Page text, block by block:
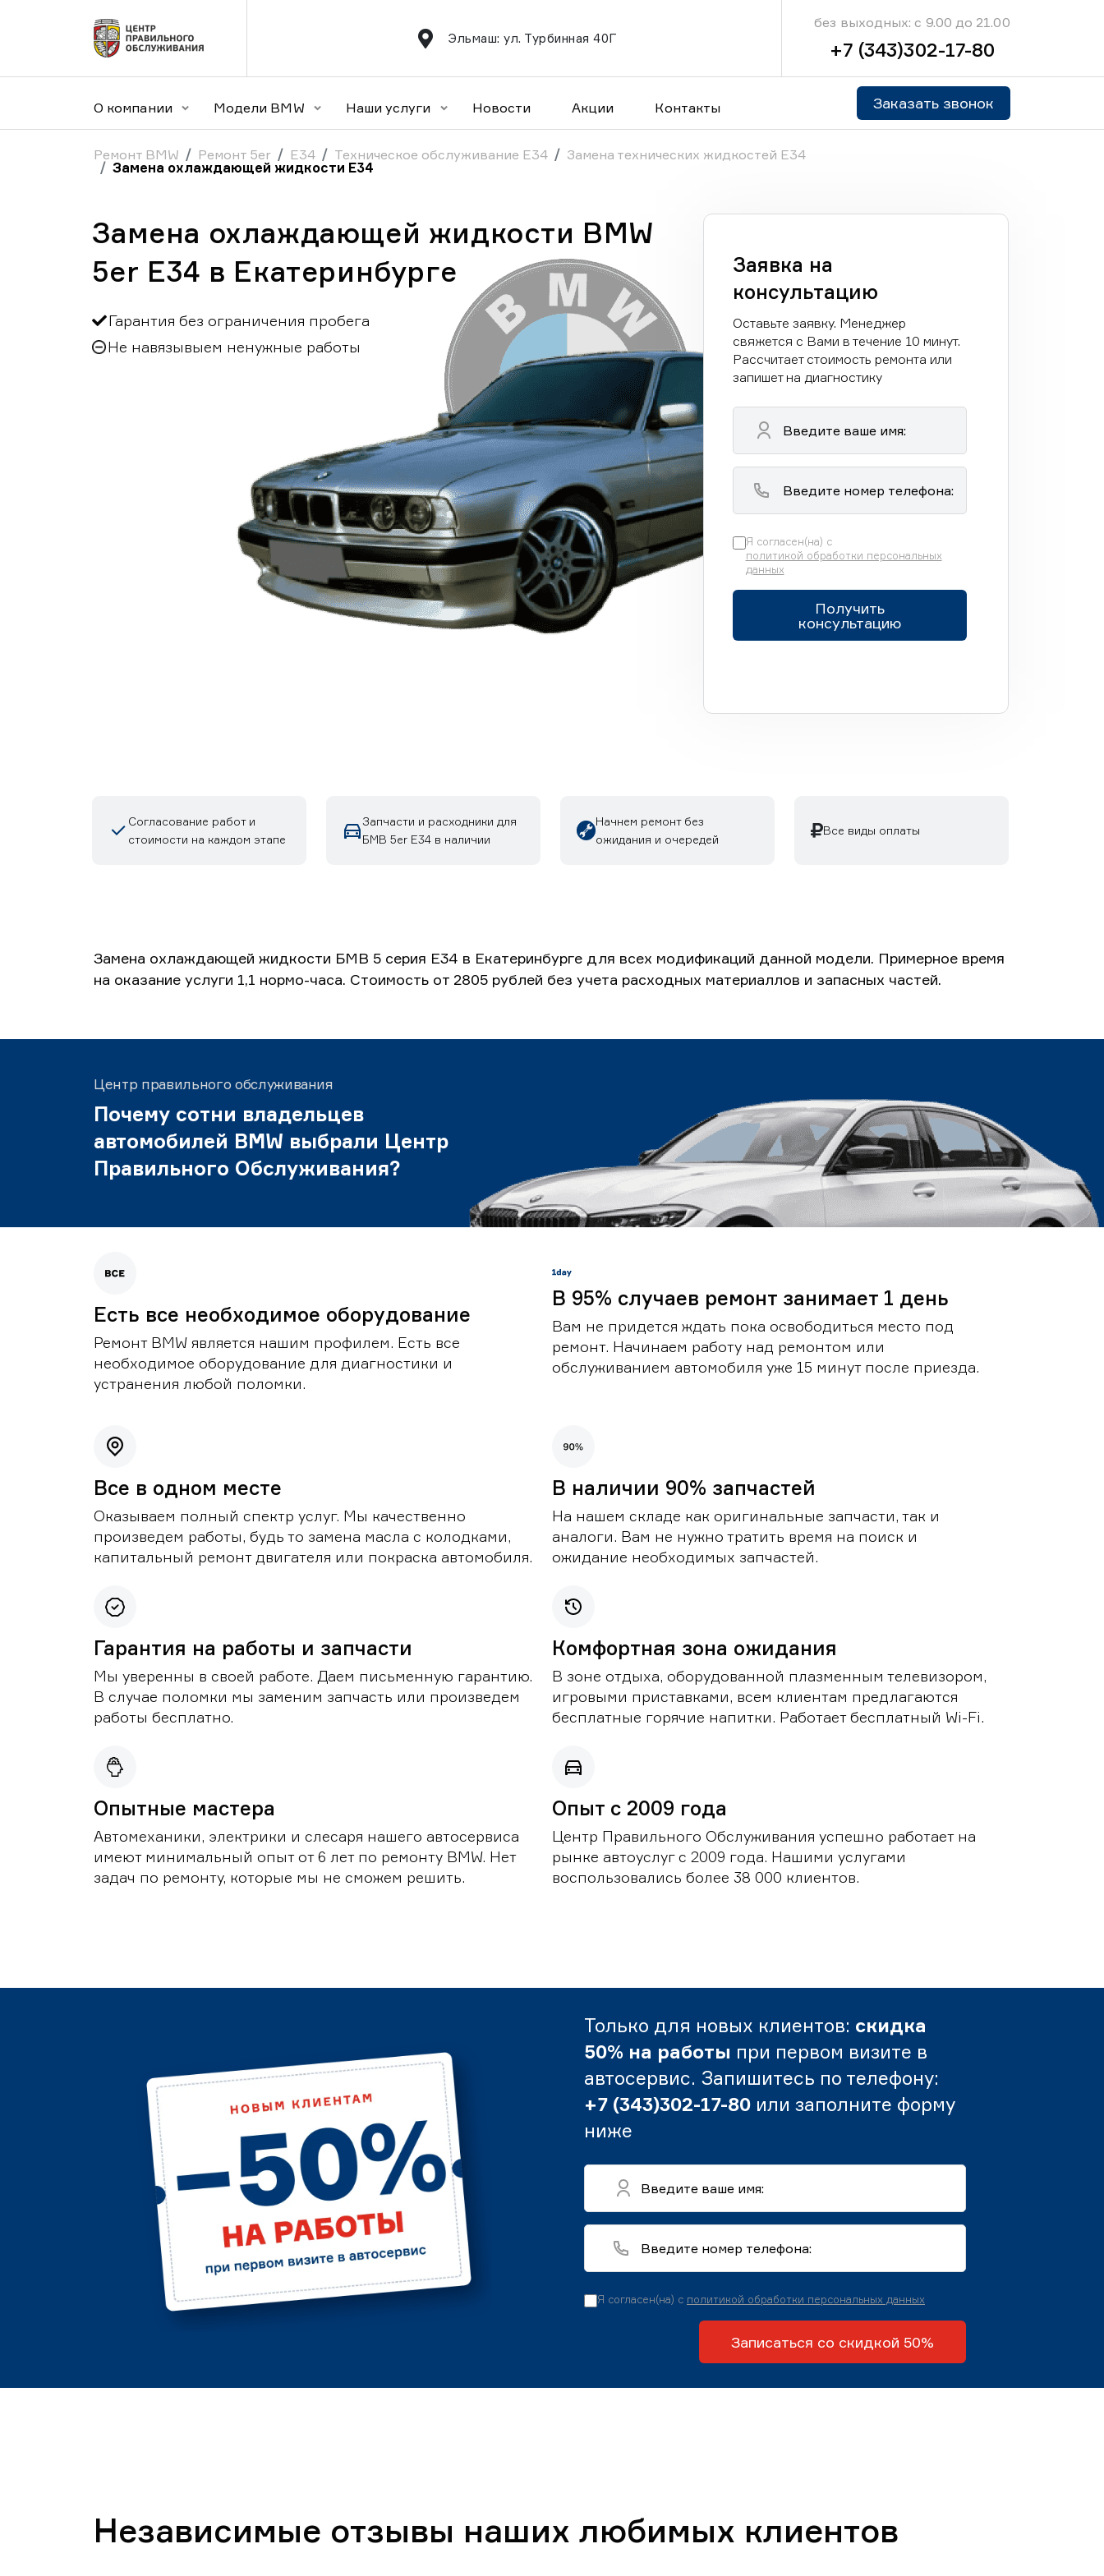
Эльмаш: ул. Турбинная 40Г
без выходных: с 9.00 до 21.00
+7 (343)302-17-80
О компании Модели BMW Наши услуги Новости Акции Контакты Заказать звонок
Ремонт BMW Ремонт 5er E34 Техническое обслуживание E34
Замена технических жидкостей E34
Замена охлаждающей жидкости E34
Замена охлаждающей жидкости BMW
5er E34 в Екатеринбурге
Гарантия без ограничения пробега
Не навязывыем ненужные работы
Заявка на
консультацию
Оставьте заявку. Менеджер
свяжется с Вами в течение 10 минут.
Рассчитает стоимость ремонта или
запишет на диагностику
Я согласен(на) с
политикой обработки персональных
данных
Получить
консультацию
Согласование работ и
стоимости на каждом этапе
Запчасти и расходники для
БМВ 5er E34 в наличии
Начнем ремонт без
ожидания и очередей
Все виды оплаты
Замена охлаждающей жидкости БМВ 5 серия E34 в Екатеринбурге для всех модификаций данной модели. Примерное время
на оказание услуги 1,1 нормо-часа. Стоимость от 2805 рублей без учета расходных материаллов и запасных частей.
Центр правильного обслуживания
Почему сотни владельцев
автомобилей BMW выбрали Центр
Правильного Обслуживания?
Есть все необходимое оборудование
Ремонт BMW является нашим профилем. Есть все
необходимое оборудование для диагностики и
устранения любой поломки.
В 95% случаев ремонт занимает 1 день
Вам не придется ждать пока освободиться место под
ремонт. Начинаем работу над ремонтом или
обслуживанием автомобиля уже 15 минут после приезда.
Все в одном месте
Оказываем полный спектр услуг. Мы качественно
произведем работы, будь то замена масла с колодками,
капитальный ремонт двигателя или покраска автомобиля.
В наличии 90% запчастей
На нашем складе как оригинальные запчасти, так и
аналоги. Вам не нужно тратить время на поиск и
ожидание необходимых запчастей.
Гарантия на работы и запчасти
Мы уверенны в своей работе. Даем письменную гарантию.
В случае поломки мы заменим запчасть или произведем
работы бесплатно.
Комфортная зона ожидания
В зоне отдыха, оборудованной плазменным телевизором,
игровыми приставками, всем клиентам предлагаются
бесплатные горячие напитки. Работает бесплатный Wi-Fi.
Опытные мастера
Автомеханики, электрики и слесаря нашего автосервиса
имеют минимальный опыт от 6 лет по ремонту BMW. Нет
задач по ремонту, которые мы не сможем решить.
Опыт с 2009 года
Центр Правильного Обслуживания успешно работает на
рынке автоуслуг с 2009 года. Нашими услугами
воспользовались более 38 000 клиентов.
Только для новых клиентов: скидка
50% на работы при первом визите в
автосервис. Запишитесь по телефону:
+7 (343)302-17-80 или заполните форму
ниже
Я согласен(на) с политикой обработки персональных данных
Записаться со скидкой 50%
Независимые отзывы наших любимых клиентов